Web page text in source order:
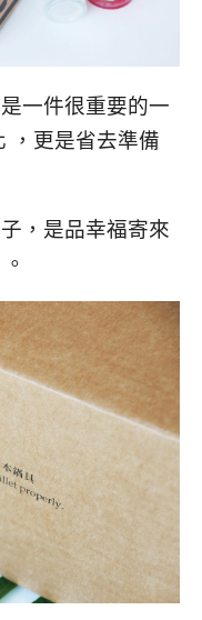
一件很重要的一
，更是省去準備
，是品幸福寄來